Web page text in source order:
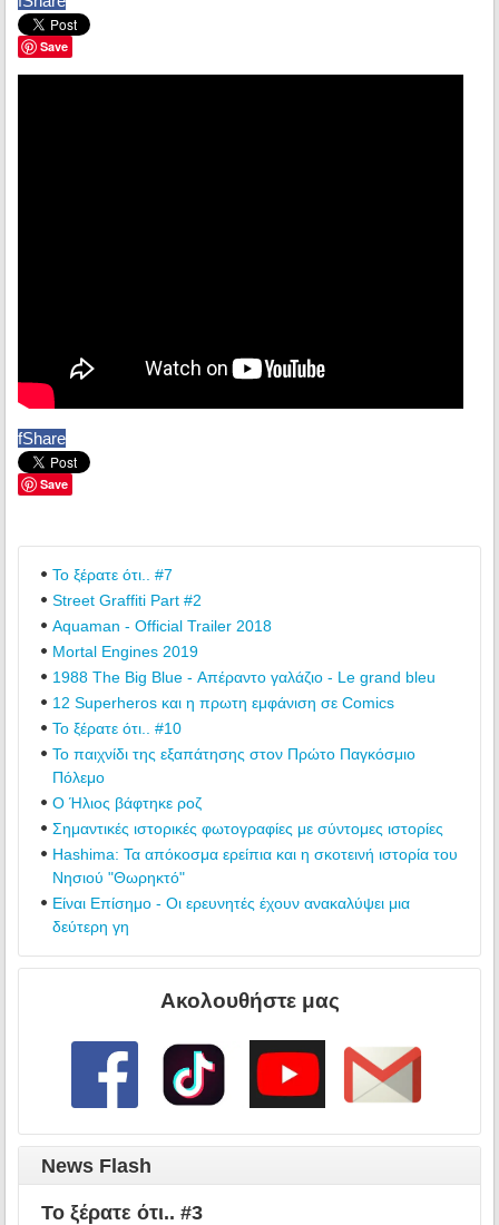
Save
fShare
Save
Το ξέρατε ότι.. #7
Street Graffiti Part #2
Aquaman - Official Trailer 2018
Mortal Engines 2019
1988 The Big Blue - Απέραντο γαλάζιο - Le grand bleu
12 Superheros και η πρωτη εμφάνιση σε Comics
Το ξέρατε ότι.. #10
Το παιχνίδι της εξαπάτησης στον Πρώτο Παγκόσμιο
Πόλεμο
Ο Ήλιος βάφτηκε ροζ
Σημαντικές ιστορικές φωτογραφίες με σύντομες ιστορίες
Hashima: Τα απόκοσμα ερείπια και η σκοτεινή ιστορία του
Νησιού "Θωρηκτό"
Είναι Επίσημο - Οι ερευνητές έχουν ανακαλύψει μια
δεύτερη γη
Ακολουθήστε μας
News Flash
Το ξέρατε ότι.. #3